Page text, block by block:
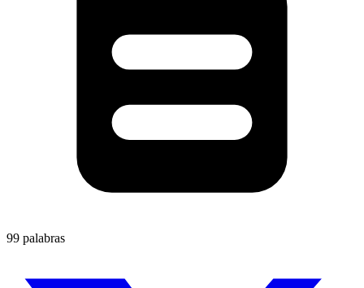
99 palabras